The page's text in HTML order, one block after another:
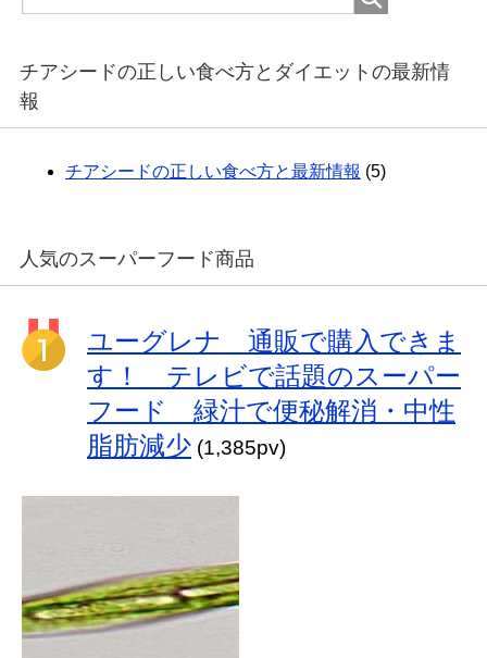
チアシードの正しい食べ方とダイエットの最新情
報
チアシードの正しい食べ方と最新情報 (5)
人気のスーパーフード商品
ユーグレナ 通販で購入できま
す！ テレビで話題のスーパー
フード 緑汁で便秘解消・中性
脂肪減少 (1,385pv)